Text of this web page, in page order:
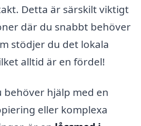
Detta är särskilt viktigt
där du snabbt behöver
stödjer du det lokala
alltid är en fördel!
behöver hjälp med en
eller komplexa